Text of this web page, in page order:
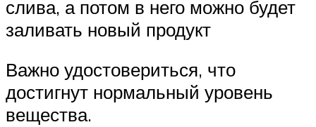
слива, а потом в него можно будет
заливать новый продукт
Важно удостовериться, что
достигнут нормальный уровень
вещества.